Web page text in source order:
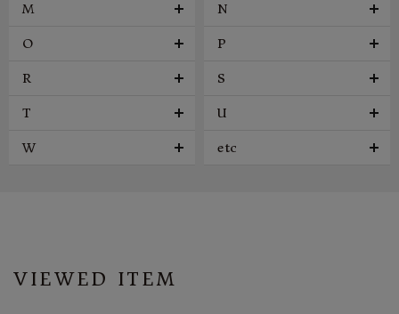
M N
O P
R S
T U
W etc
VIEWED ITEM